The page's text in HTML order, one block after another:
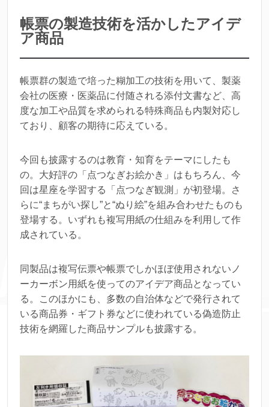
帳票の製造技術を活かしたアイデ
ア商品
帳票群の製造で培った糊加工の技術を用いて、製薬
会社の医療・医薬品に付随される添付文書など、高
度な加工や品質を求められる特殊商品も内製対応し
ており、顧客の期待に応えている。
今回も披露するのは教育・知育をテーマにしたも
の。大好評の「点つなぎお絵かき」はもちろん、今
回は星座を学習する「点つなぎ観測」が初登場。さ
らに“まちがい探し”と“ぬり絵”を組み合わせたものも
登場する。いずれも複写用紙の仕組みを利用して作
成されている。
同製品は複写伝票や帳票でしかほぼ使用されないノ
ーカーボン用紙を使ってのアイデア商品となってい
る。このほかにも、多数の自治体などで発行されて
いる商品券・ギフト券などに使われている偽造防止
技術を網羅した商品サンプルも披露する。